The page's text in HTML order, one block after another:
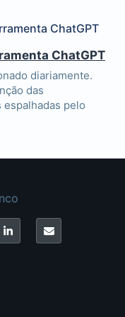
ChatGPT
diariamente.
das
pelo